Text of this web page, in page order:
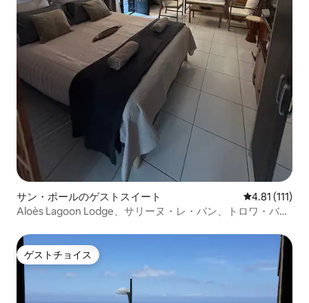
サン・ポールのゲストスイート レビュー111
4.81 (111)
Aloès Lagoon Lodge、サリーヌ・レ・バン、トロワ・バッ
ゲストチョイス
ゲストチョイス